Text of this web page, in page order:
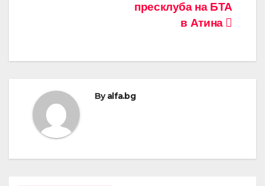
пресклуба на БТА
в Атина
Byalfa.bg